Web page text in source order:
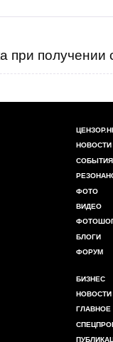
при получении
НОВОСТИ
СОБЫТИЯ
ФОТО
ВИДЕО
БЛОГИ
ФОРУМ
БИЗНЕС
НОВОСТИ
ГЛАВНОЕ